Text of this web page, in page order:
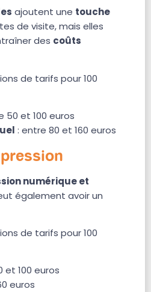
ajoutent une touche
de visite, mais elles
des coûts
de tarifs pour 100
50 et 100 euros
: entre 80 et 160 euros
numérique et
également avoir un
de tarifs pour 100
et 100 euros
euros